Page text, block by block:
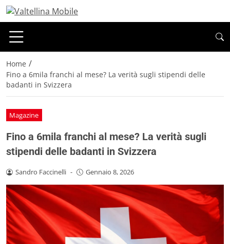
Home /
Fino a 6mila franchi al mese? La verità sugli stipendi delle
badanti in Svizzera
Magazine
Fino a 6mila franchi al mese? La verità sugli
stipendi delle badanti in Svizzera
Sandro Faccinelli - Gennaio 8, 2026